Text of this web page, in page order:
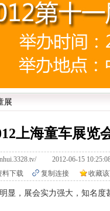
展
上海童车展览
2012-06-15
料下载
复制连接 收藏
显，展会实力强大，知名